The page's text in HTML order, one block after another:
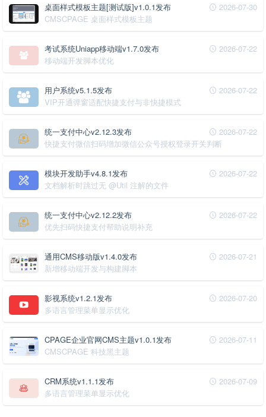
2026-07-30
桌面样式模板主题[测试版]v1.0.1发布
CMSCPAGE 桌面样式模板主题
2026-07-22
考试系统Uniapp移动端v1.7.0发布
移动端开发脚本优化
2026-07-22
用户系统v5.1.5发布
VIP开通弹窗适配快捷支付与非快捷模式
2026-07-22
统一支付中心v2.12.3发布
快捷支付微信扫码增加微信公众号授权登录开关判断
2026-07-22
模块开发助手v4.8.1发布
文档解析时跳过无 @Util 注解的文件
2026-07-22
统一支付中心v2.12.2发布
优先扫码快捷支付帮助说明补充
2026-07-21
通用CMS移动版v1.4.0发布
新增移动端开发与构建脚本
2026-07-20
影视系统v1.2.1发布
多语言管理菜单显示优化
2026-07-11
CPAGE企业官网CMS主题v1.0.1发布
CMSCPAGE 科技黑主题
2026-07-09
CRM系统v1.1.1发布
多语言管理菜单显示优化